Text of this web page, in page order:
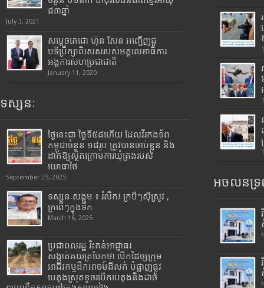
៨៣ឆ្នាំ
July 3, 2021
សម្តេចតេជោ ហ៊ុន សែន អញ្ជើញជួ
បទីប្រឹក្សាពិសេសរបស់អគ្គលេខាធិការ
អង្គការសហប្រជាជាតិ
January 11, 2020
ទស្សនៈ
ថ្ងៃនេះជា ថ្ងៃទី៥៨ហើយ ដែលវីរកងទ័ព
កម្ពុជាចំនួន ១៨រូប ត្រូវបានចាប់ខ្លួន និង
ដាក់ឱ្យស្ថិតក្រោមការឃុំគ្រងរបស់
យោធាថៃ
September 25, 2025
ទស្សនៈសង្គម ៖ រំលឹក! ក្របីៗស៊ីស្រូវ ,
ក្រពើៗក្នុងទឹក
March 16, 2025
ប្រជាពលរដ្ឋ រិះគន់អាជ្ញាធរ
សង្កាត់គយត្របែកថា បើកដៃឲ្យក្រុម
អាជីវកម្មដឹកអាចម៍ដីលក់ បំផ្លាញផ្លូវ
បេតុងស្រុតខូចរបើកបេតុងនិងដាច់
អចលនទ្រ